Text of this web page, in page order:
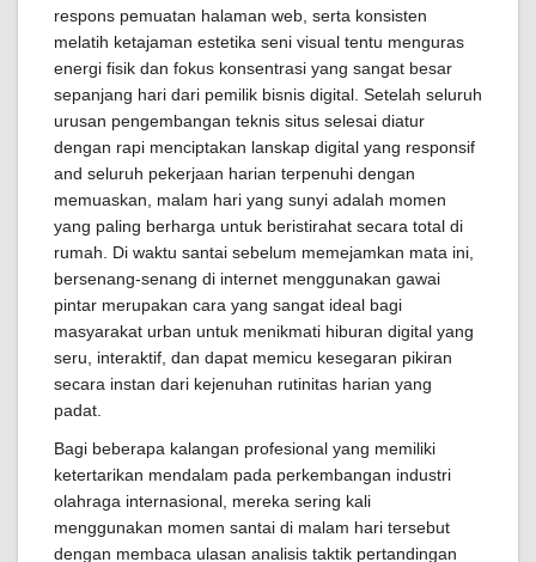
respons pemuatan halaman web, serta konsisten
melatih ketajaman estetika seni visual tentu menguras
energi fisik dan fokus konsentrasi yang sangat besar
sepanjang hari dari pemilik bisnis digital. Setelah seluruh
urusan pengembangan teknis situs selesai diatur
dengan rapi menciptakan lanskap digital yang responsif
and seluruh pekerjaan harian terpenuhi dengan
memuaskan, malam hari yang sunyi adalah momen
yang paling berharga untuk beristirahat secara total di
rumah. Di waktu santai sebelum memejamkan mata ini,
bersenang-senang di internet menggunakan gawai
pintar merupakan cara yang sangat ideal bagi
masyarakat urban untuk menikmati hiburan digital yang
seru, interaktif, dan dapat memicu kesegaran pikiran
secara instan dari kejenuhan rutinitas harian yang
padat.
Bagi beberapa kalangan profesional yang memiliki
ketertarikan mendalam pada perkembangan industri
olahraga internasional, mereka sering kali
menggunakan momen santai di malam hari tersebut
dengan membaca ulasan analisis taktik pertandingan